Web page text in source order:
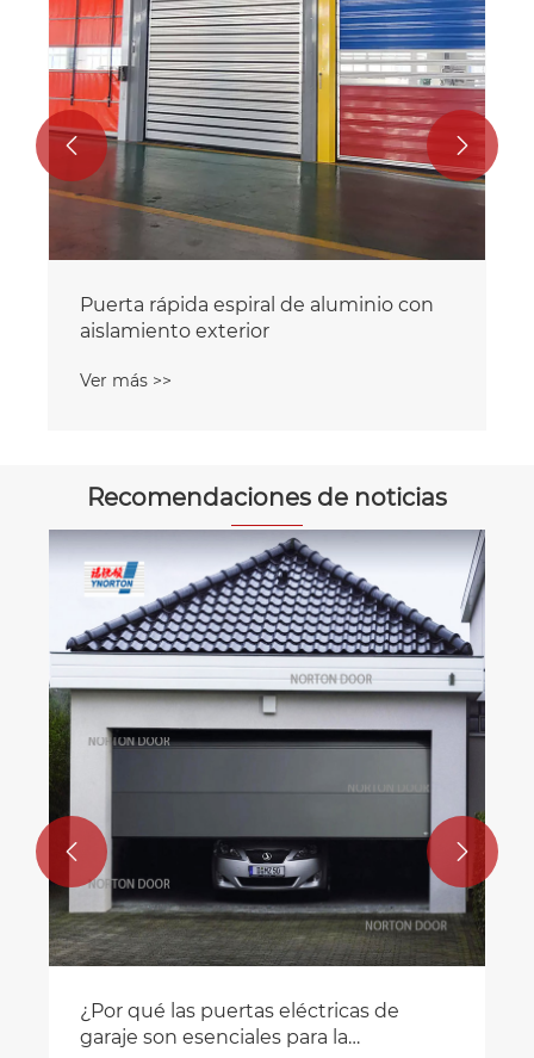
 
Recomendaciones de noticias
Cómo las puertas enrollables están
revolucionando los espacios
comerciales y residenciales
Ver más >>
 